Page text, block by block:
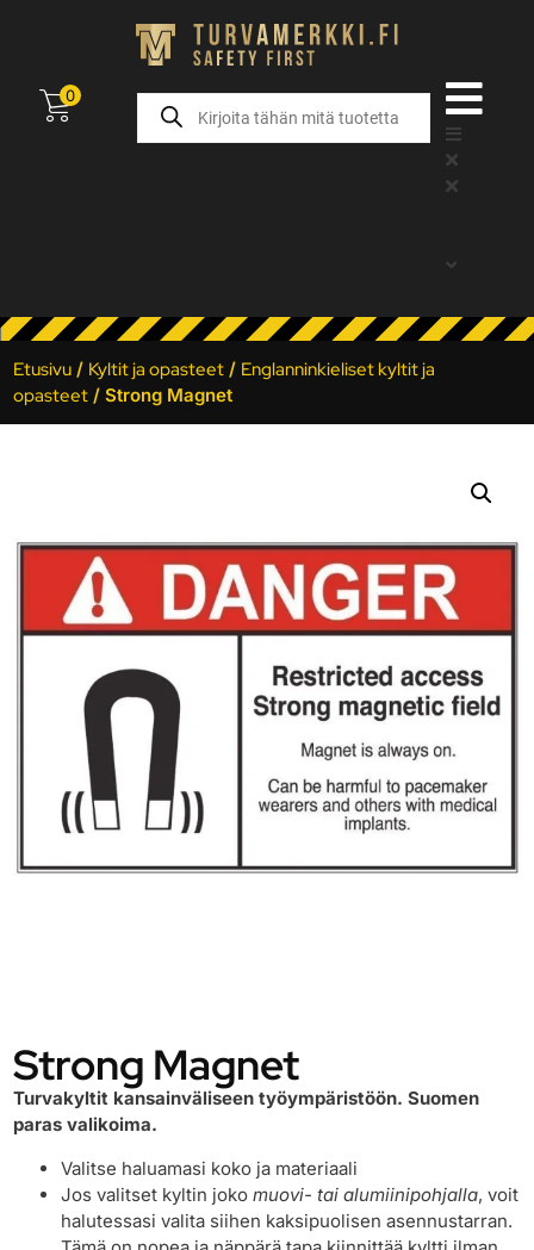
0
Etusivu / Kyltit ja opasteet / Englanninkieliset kyltit ja
opasteet / Strong Magnet
Strong Magnet
Turvakyltit kansainväliseen työympäristöön. Suomen
paras valikoima.
Valitse haluamasi koko ja materiaali
Jos valitset kyltin jokomuovi- tai alumiinipohjalla, voit
halutessasi valita siihen kaksipuolisen asennustarran.